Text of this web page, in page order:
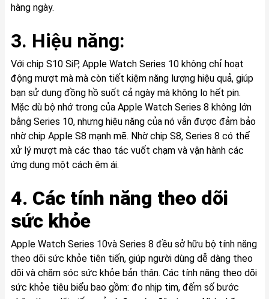
hàng ngày.
3. Hiệu năng:
Với chip S10 SiP, Apple Watch Series 10 không chỉ hoạt
động mượt mà mà còn tiết kiệm năng lượng hiệu quả, giúp
bạn sử dụng đồng hồ suốt cả ngày mà không lo hết pin.
Mặc dù bộ nhớ trong của Apple Watch Series 8 không lớn
bằng Series 10, nhưng hiệu năng của nó vẫn được đảm bảo
nhờ chip Apple S8 mạnh mẽ. Nhờ chip S8, Series 8 có thể
xử lý mượt mà các thao tác vuốt chạm và vận hành các
ứng dụng một cách êm ái.
4. Các tính năng theo dõi
sức khỏe
Apple Watch Series 10và Series 8 đều sở hữu bộ tính năng
theo dõi sức khỏe tiên tiến, giúp người dùng dễ dàng theo
dõi và chăm sóc sức khỏe bản thân. Các tính năng theo dõi
sức khỏe tiêu biểu bao gồm: đo nhịp tim, đếm số bước